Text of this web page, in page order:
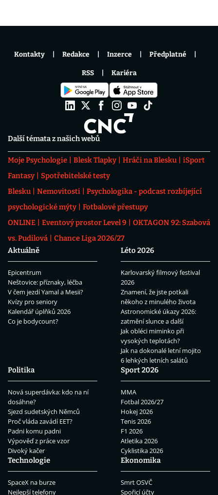
Další témata z našich webů
Moje Psychologie Blesk Tlapky Hráči na Blesku
iSport
Fantasy
Spotřebitelské testy
Blesku
Nemovitosti
Psychologika - podcast rozbíjející
psychologické mýty
Fotbalové přestupy
ONLINE
Eventový prostor Level 9
OKTAGON 92: Szabová
vs. Pudilová
Chance Liga 2026/27
Aktuálně
Epicentrum
Neštovice: příznaky, léčba
V čem jezdí Yamal a Mesii?
Kvízy pro seniory
Kalendář úplňků 2026
Co je bodycount?
Léto 2026
Karlovarský filmový festival
2026
Znamení, že jste potkali
někoho z minulého života
Astronomické úkazy 2026:
zatmění slunce a další
Jak obléci miminko při
vysokých teplotách?
Jak na dokonalé letní mojito
6 lehkých letních salátů
Politika
Nová superdávka: kdo na ní
dosáhne?
Sjezd sudetských Němců
Proč vláda zavádí EET?
Padni komu padni
Výpověď z práce vzor
Divoký kačer
Sport 2026
MMA
Fotbal 2026/27
Hokej 2026
Tenis 2026
F1 2026
Atletika 2026
Cyklistika 2026
Technologie
SpaceX na burze
Nejlepší telefony
Ekonomika
Smrt OSVČ
Spořicí účty
Kontakty Redakce Inzerce Předplatné
RSS Kariéra